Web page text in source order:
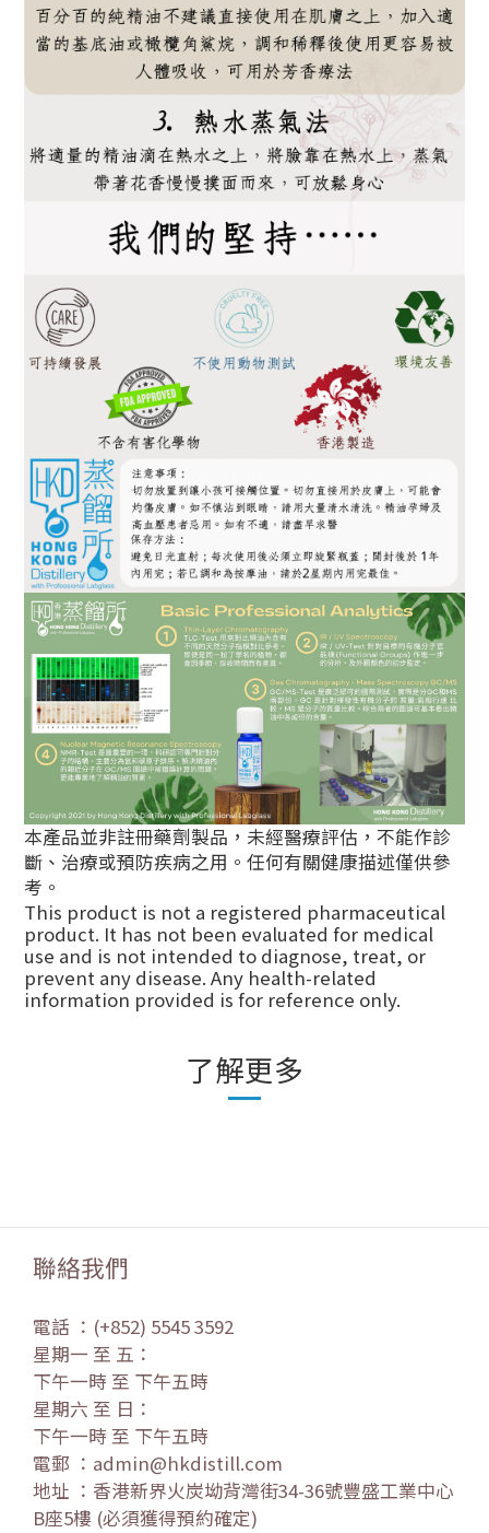
本產品並非註冊藥劑製品，未經醫療評估，不能作診
斷、治療或預防疾病之用。任何有關健康描述僅供參
考。
This product is not a registered pharmaceutical
product. It has not been evaluated for medical
use and is not intended to diagnose, treat, or
prevent any disease. Any health-related
information provided is for reference only.
了解更多
聯絡我們
電話 ：(+852) 5545 3592
星期一 至 五：
下午一時 至 下午五時
星期六 至 日：
下午一時 至 下午五時
電郵 ：admin@hkdistill.com
地址 ：香港新界火炭坳背灣街34-36號豐盛工業中心
B座5樓 (必須獲得預約確定)